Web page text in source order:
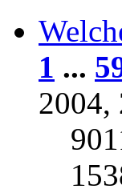
1 ...
2004,